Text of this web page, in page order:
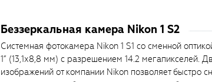
Беззеркальная камера Nikon 1 S2
Системная фотокамера Nikon 1 S1 со сменной
1” (13,1х8,8 мм) c разрешением 14.2 мегапикселей.
изображений от компании Nikon позволяет быстро